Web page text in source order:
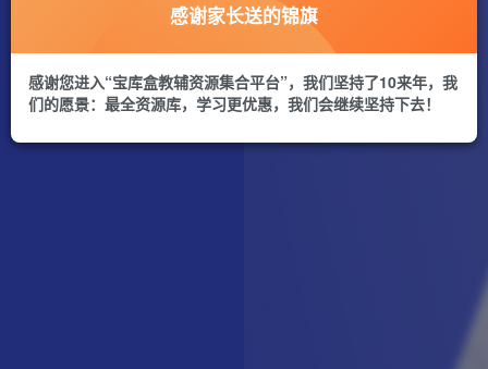
感谢家长送的锦旗
感谢您进入“宝库盒教辅资源集合平台”，我们坚持了10来年，我
们的愿景：最全资源库，学习更优惠，我们会继续坚持下去！